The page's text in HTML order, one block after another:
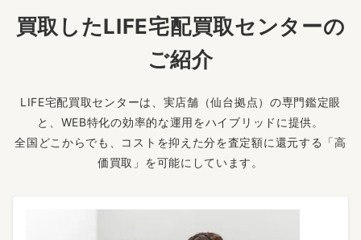
買取したLIFE宅配買取センターの
ご紹介
LIFE宅配買取センターは、実店舗（仙台拠点）の専門鑑定眼
と、WEB特化の効率的な運用をハイブリッドに提供。
全国どこからでも、コストを抑えた分を査定額に還元する「高
価買取」を可能にしています。